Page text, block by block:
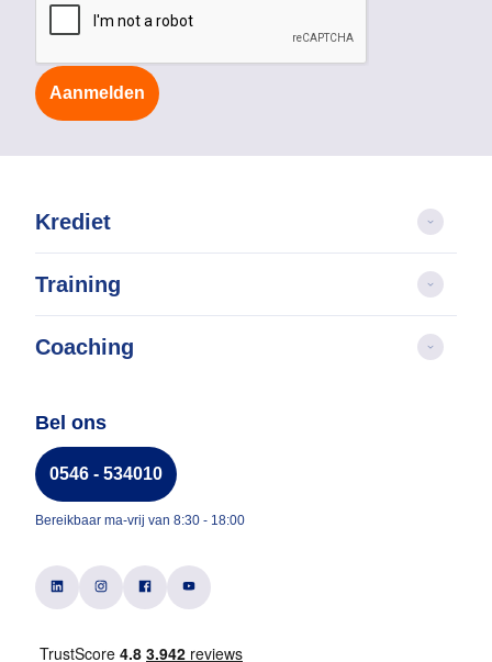
Aanmelden
Krediet
Training
Coaching
Bel ons
0546 - 534010
Bereikbaar ma-vrij van 8:30 - 18:00